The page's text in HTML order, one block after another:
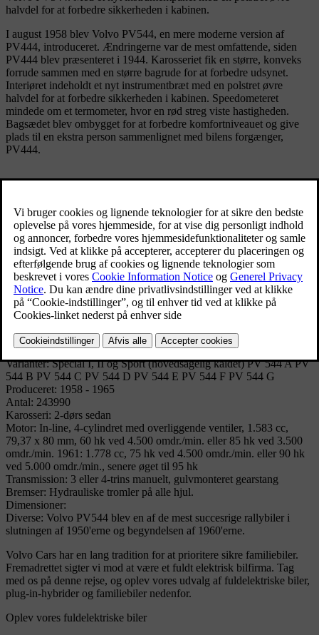
halvdel for at forbedre sikkerheden i kabinen.
I august 1958 blev Volvo PV544, en mere moderne version af
PV444, introduceret. Ændringerne var de mest omfattende, siden
PV444 blev præsenteret i 1944. Karosseriet fik en større, konveks
forrude sammen med en større bagrude for at forbedre udsynet.
Interiøret indeholdt et nyt instrumentbræt med en polstret øvre
halvdel for at forbedre sikkerheden i kabinen. Speedometeret
mindede om et termometer, hvor en rød streg viste hastigheden.
Bagsædet blev ombygget for at forbedre komfortniveauet og give
plads til en ekstra person sammenlignet med bilens forgænger,
PV444.
Med ankomsten af PV544 blev en anden slags tilføjet. En 4-trins
manuel gearkasse blev også gjort tilgængelig for første gang.
Under huden blev PV544 løbende opdateret. Den største ændring
fandt sted i 1961, da den berømte "B18"-motor blev installeret under
motorhjelmen, samtidig med at det elektriske system modtog 12V
strøm.
Tekniske specifikationer
Model: PV 544
Varianter: Special I, II og Sport (hovedsagelig kaldet) PV 544 A PV
544 B PV 544 C PV 544 D PV 544 E PV 544 F PV 544 G
Produceret: 1958 - 1965
Antal: 243990
Karosseri: 2-dørs sedan
Motor: In-line, 4-cylindret med overliggende ventiler, 1.583 cc,
79,37 x 80 mm, 60 hk ved 4.500 omdr./min. eller 85 hk ved 3.500
omdr./min. 1961: 1.778 cc, 75 hk ved 4.500 omdr./min. eller 90 hk
ved 5.000 omdr./min., senere øget til 95 hk
Transmission: 3 eller 4-trins manuelt, gulvmonteret gearstang
Bremser: Hydrauliske tromler på alle hjul.
Dimensioner:
Diverse: Volvo PV544 blev en af de mest succesrige rallybiler i
slutningen af 1950'erne og begyndelsen af 1960'erne.
Volvo Cars har en lang tradition for at prioritere sikre familiebiler.
Fremadrettet sigter vi mod at være et fuldt elektrisk bilfirma. Tag
med os på denne rejse, og oplev vores udvalg af fuldelektriske biler,
plug-in-hybrider og familiebiler nedenfor.
Oplev vores fuldelektriske biler